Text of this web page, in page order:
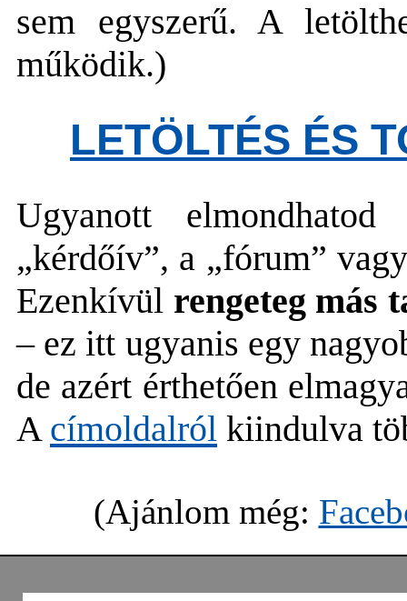
sem egyszerű. A
működik.)
LETÖLTÉS ÉS
Ugyanott
„kérdőív”, a „fórum”
Ezenkívül rengeteg más
– ez itt ugyanis egy
de azért érthetően
A címoldalról kiindulva
(Ajánlom még: